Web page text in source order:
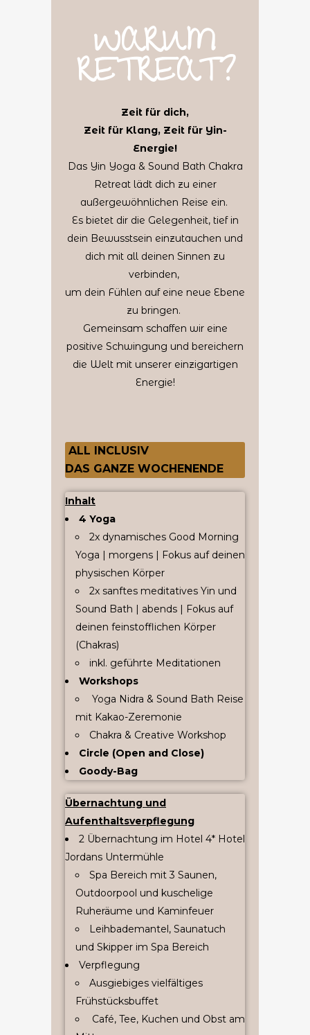
WARUM
RETREAT?
Zeit für dich,
Zeit für Klang, Zeit für Yin-
Energie!
Das Yin Yoga & Sound Bath Chakra
Retreat lädt dich zu einer
außergewöhnlichen Reise ein.
Es bietet dir die Gelegenheit, tief in
dein Bewusstsein einzutauchen und
dich mit all deinen Sinnen zu
verbinden,
um dein Fühlen auf eine neue Ebene
zu bringen.
Gemeinsam schaffen wir eine
positive Schwingung und bereichern
die Welt mit unserer einzigartigen
Energie!
ALL INCLUSIV
DAS GANZE WOCHENENDE
Inhalt
4 Yoga
2x dynamisches Good Morning
Yoga | morgens | Fokus auf deinen
physischen Körper
2x sanftes meditatives Yin und
Sound Bath | abends | Fokus auf
deinen feinstofflichen Körper
(Chakras)
inkl. geführte Meditationen
Workshops
Yoga Nidra & Sound Bath Reise
mit Kakao-Zeremonie
Chakra & Creative Workshop
Circle (Open and Close)
Goody-Bag
Übernachtung und
Aufenthaltsverpflegung
2 Übernachtung im Hotel 4* Hotel
Jordans Untermühle
Spa Bereich mit 3 Saunen,
Outdoorpool und kuschelige
Ruheräume und Kaminfeuer
Leihbademantel, Saunatuch
und Skipper im Spa Bereich
Verpflegung
Ausgiebiges vielfältiges
Frühstücksbuffet
Café, Tee, Kuchen und Obst am